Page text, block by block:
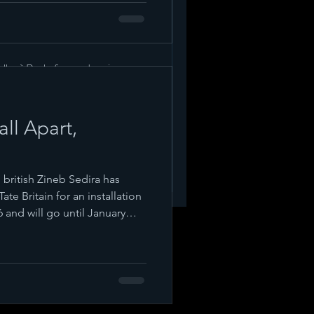
en deux jours,
Apart,
Zineb Sedira has
Britain for an installation
and will go until January
you Zineb for the trust and